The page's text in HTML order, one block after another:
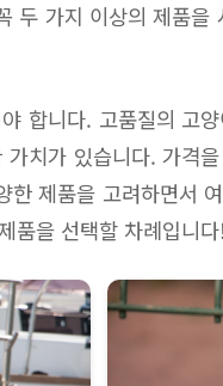
두 가지 이상의 제품
합니다. 고품질의 고
치가 있습니다. 가격
제품을 고려하면서
품을 선택할 차례입니